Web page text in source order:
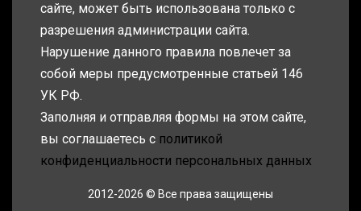
сайте, может быть использована только с
разрешения администрации сайта.
Нарушение данного правила повлечет за
собой меры предусмотренные статьей 146
УК РФ.
Заполняя и отправляя формы на этом сайте,
вы соглашаетесь с политикой
конфиденциальности персональных данных
2012-2026 © Все права защищены